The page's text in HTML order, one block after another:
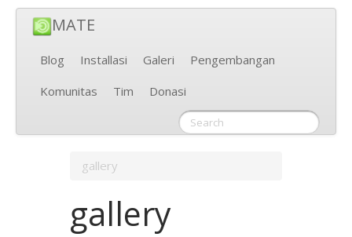
MATE
Blog Installasi Galeri
Pengembangan
Komunitas
Tim Donasi
gallery
gallery